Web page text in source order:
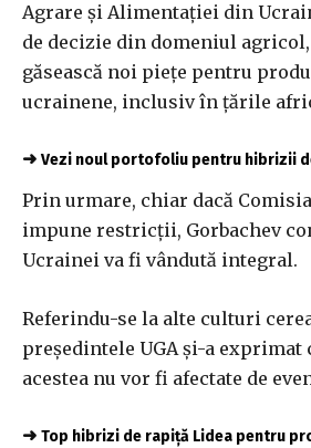
Agrare și Alimentației din
de decizie din domeniul
găsească noi piețe pentru
ucrainene, inclusiv în țările
➜ Vezi noul portofoliu pentru hibrizii
Prin urmare, chiar dacă
impune restricții, Gorbachev
Ucrainei va fi vândută integral.
Referindu-se la alte culturi
președintele UGA și-a exprimat
acestea nu vor fi afectate de
➜ Top hibrizi de rapiță Lidea pentru